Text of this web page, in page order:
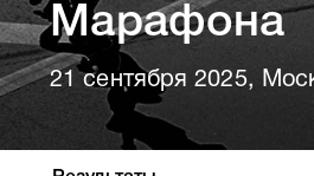
Марафона
21 сентября 2025,